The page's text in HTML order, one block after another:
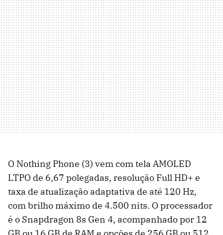
O Nothing Phone (3) vem com tela AMOLED
LTPO de 6,67 polegadas, resolução Full HD+ e
taxa de atualização adaptativa de até 120 Hz,
com brilho máximo de 4.500 nits. O processador
é o Snapdragon 8s Gen 4, acompanhado por 12